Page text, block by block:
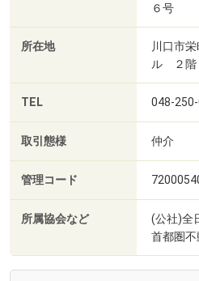
６号
所在地
川口市
ル ２階
TEL 048-
取引態様 仲介
管理コード
所属協会など
(公社)全
首都圏